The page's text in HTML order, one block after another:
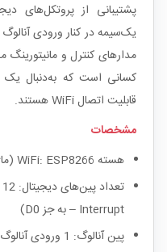
یک‌سیمه در کنار ورودی
مدارهای کنترل و مانیتورینگ
کسانی است که به‌دنبال یک
قابلیت اتصال WiFi هستند.
مشخصات
هسته WiFi: ESP8266 (ماژول ESP-12F)
Interrupt – به جز D0)
پین آنالوگ: 1 ورودی آنالوگ